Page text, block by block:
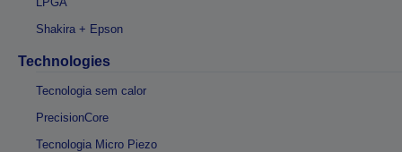
Shakira + Epson
Technologies
Tecnologia sem calor
PrecisionCore
Tecnologia Micro Piezo